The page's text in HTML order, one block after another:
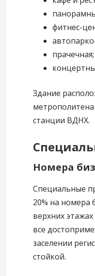
фитнес-
прачечная;
Здание
станции ВДНХ.
Номера
Специальные
20% на номера
верхних
все
заселении
стойкой.